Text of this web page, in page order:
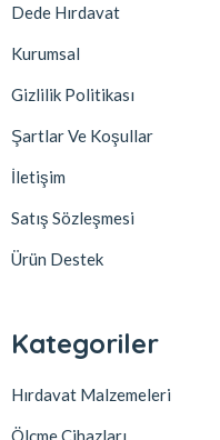
Dede Hırdavat
Kurumsal
Gizlilik Politikası
Şartlar Ve Koşullar
İletişim
Satış Sözleşmesi
Ürün Destek
Kategoriler
Hırdavat Malzemeleri
Ölçme Cihazları